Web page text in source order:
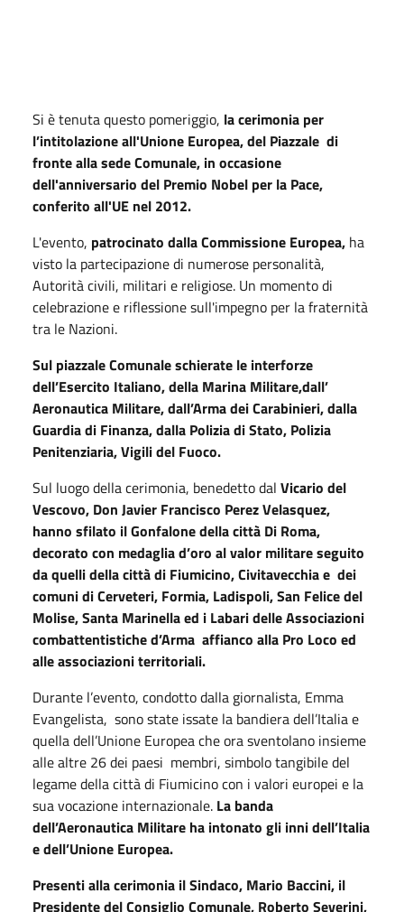
Si è tenuta questo pomeriggio, la cerimonia per
l’intitolazione all'Unione Europea, del Piazzale di
fronte alla sede Comunale, in occasione
dell'anniversario del Premio Nobel per la Pace,
conferito all'UE nel 2012.
L'evento, patrocinato dalla Commissione Europea, ha
visto la partecipazione di numerose personalità,
Autorità civili, militari e religiose. Un momento di
celebrazione e riflessione sull'impegno per la fraternità
tra le Nazioni.
Sul piazzale Comunale schierate le interforze
dell’Esercito Italiano, della Marina Militare,dall’
Aeronautica Militare, dall’Arma dei Carabinieri, dalla
Guardia di Finanza, dalla Polizia di Stato, Polizia
Penitenziaria, Vigili del Fuoco.
Sul luogo della cerimonia, benedetto dal Vicario del
Vescovo, Don Javier Francisco Perez Velasquez,
hanno sfilato il Gonfalone della città Di Roma,
decorato con medaglia d’oro al valor militare seguito
da quelli della città di Fiumicino, Civitavecchia e dei
comuni di Cerveteri, Formia, Ladispoli, San Felice del
Molise, Santa Marinella ed i Labari delle Associazioni
combattentistiche d’Arma affianco alla Pro Loco ed
alle associazioni territoriali.
Durante l’evento, condotto dalla giornalista, Emma
Evangelista, sono state issate la bandiera dell’Italia e
quella dell’Unione Europea che ora sventolano insieme
alle altre 26 dei paesi membri, simbolo tangibile del
legame della città di Fiumicino con i valori europei e la
sua vocazione internazionale. La banda
dell’Aeronautica Militare ha intonato gli inni dell’Italia
e dell’Unione Europea.
Presenti alla cerimonia il Sindaco, Mario Baccini, il
Presidente del Consiglio Comunale, Roberto Severini,